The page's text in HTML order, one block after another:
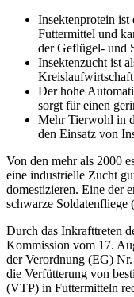
Insektenprotein
Futtermittel und
der Geflügel- und
Insektenzucht ist
Der hohe
sorgt für einen
Mehr Tierwohl in
den Einsatz von
Von den mehr als 2000
eine industrielle Zucht
domestizieren. Eine der
schwarze Soldatenfliege
Durch das Inkrafttreten
Kommission vom 17.
der Verordnung (EG)
die Verfütterung von
(VTP) in Futtermitteln